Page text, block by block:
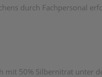
durch Fachpersonal
50% Silbernitrat unter